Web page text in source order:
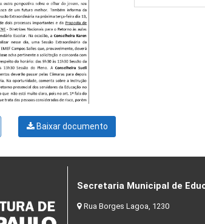
Baixar documento
Secretaria Municipal de
Rua Borges Lagoa, 1230